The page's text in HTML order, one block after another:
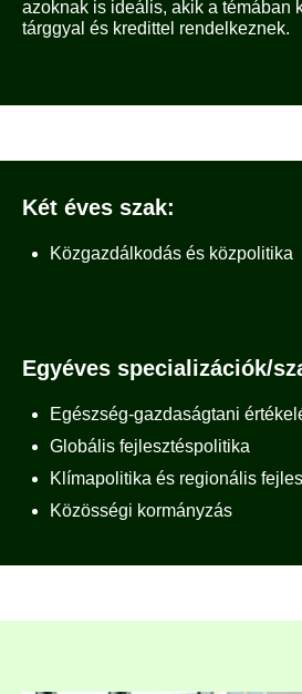
azoknak is ideális, akik a témában
tárggyal és kredittel rendelkeznek.
Két éves szak:
Közgazdálkodás és közpolitika
Egyéves specializációk/
Egészség-gazdaságtani
Globális fejlesztéspolitika
Klímapolitika és regionális
Közösségi kormányzás